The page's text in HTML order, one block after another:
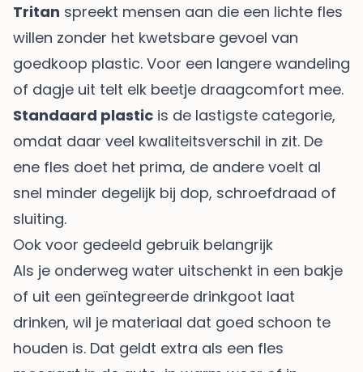
Tritan spreekt mensen aan die een lichte fles
willen zonder het kwetsbare gevoel van
goedkoop plastic. Voor een langere wandeling
of dagje uit telt elk beetje draagcomfort mee.
Standaard plastic is de lastigste categorie,
omdat daar veel kwaliteitsverschil in zit. De
ene fles doet het prima, de andere voelt al
snel minder degelijk bij dop, schroefdraad of
sluiting.
Ook voor gedeeld gebruik belangrijk
Als je onderweg water uitschenkt in een bakje
of uit een geïntegreerde drinkgoot laat
drinken, wil je materiaal dat goed schoon te
houden is. Dat geldt extra als een fles